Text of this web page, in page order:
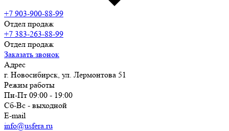
+7 903-900-88-99
Отдел продаж
+7 383-263-88-99
Отдел продаж
Заказать звонок
Адрес
г. Новосибирск, ул. Лермонтова 51
Режим работы
Пн-Пт 09:00 - 19:00
Сб-Вс - выходной
E-mail
info@usfera.ru